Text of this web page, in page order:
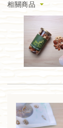
相關商品